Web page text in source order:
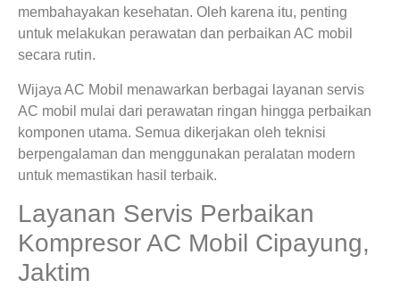
membahayakan kesehatan. Oleh karena itu, penting
untuk melakukan perawatan dan perbaikan AC mobil
secara rutin.
Wijaya AC Mobil menawarkan berbagai layanan servis
AC mobil mulai dari perawatan ringan hingga perbaikan
komponen utama. Semua dikerjakan oleh teknisi
berpengalaman dan menggunakan peralatan modern
untuk memastikan hasil terbaik.
Layanan Servis Perbaikan
Kompresor AC Mobil Cipayung,
Jaktim